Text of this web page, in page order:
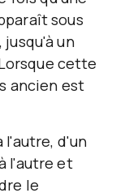
sous
un
cette
ancien est
l'autre, d'un
l'autre et
le